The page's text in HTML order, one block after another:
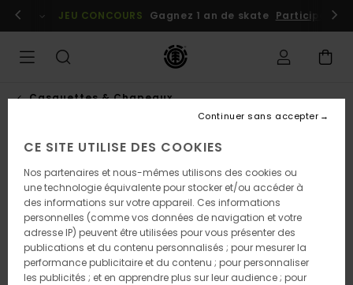
l'information
Se connecter / s'inscrire
JEU CONCOURS Gagnez 1 an de skate Participez
Casquettes & Chapeaux
CE SITE UTILISE DES COOKIES
Nos partenaires et nous-mêmes utilisons des cookies ou
une technologie équivalente pour stocker et/ou accéder à
des informations sur votre appareil. Ces informations
personnelles (comme vos données de navigation et votre
adresse IP) peuvent être utilisées pour vous présenter des
publications et du contenu personnalisés ; pour mesurer la
performance publicitaire et du contenu ; pour personnaliser
les publicités ; et en apprendre plus sur leur audience ; pour
Continuer sans accepter